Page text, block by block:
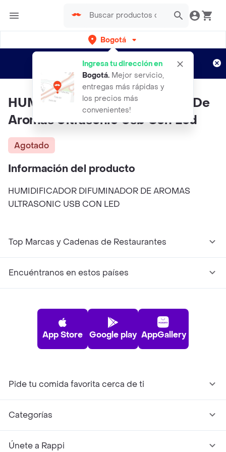
Bogotá
Ingresa tu dirección en
Bogotá. Mejor servicio,
entregas más rápidas y
los precios más
convenientes!
envíos gratis por semanas
Aplican TyC
HUMIDIFICADOR Difuminador De
Aromas Ultrasonic Usb Con Led
Agotado
Información del producto
HUMIDIFICADOR DIFUMINADOR DE AROMAS
ULTRASONIC USB CON LED
Top Marcas y Cadenas de Restaurantes
Encuéntranos en estos países
App Store Google play AppGallery
Pide tu comida favorita cerca de ti
Categorías
Únete a Rappi